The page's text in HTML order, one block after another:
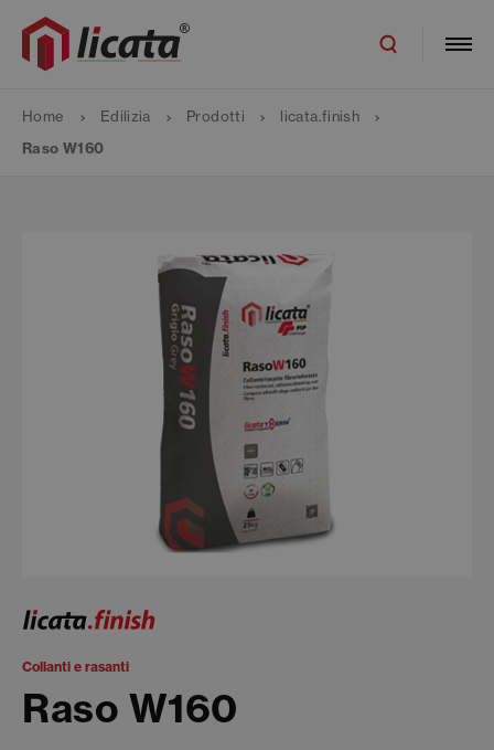
Home Edilizia Prodotti
licata.finish
Raso W160
Collanti e rasanti
Raso W160